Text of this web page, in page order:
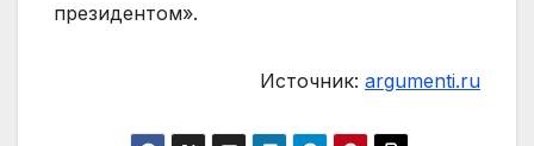
президентом».
Источник: argumenti.ru